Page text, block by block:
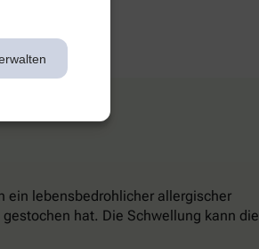
ein lebensbedrohlicher allergischer
hat. Die Schwellung kann die